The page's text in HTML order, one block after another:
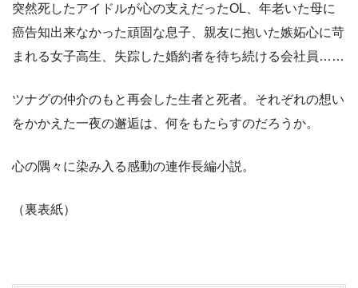
突然死したアイドルが心の支えだったOL、年老いた母に
癌告知出来なかった頑固な息子、親友に抱いた嫉妬心に苛
まれる女子高生、失踪した婚約者を待ち続ける会社員……
ツナグの仲介のもと再会した生者と死者。それぞれの想い
をかかえた一夜の邂逅は、何をもたらすのだろうか。
心の隅々に染み入る感動の連作長編小説。
（裏表紙）